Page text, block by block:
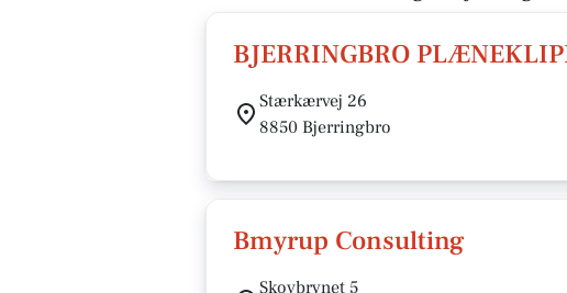
BJERRINGBRO
Stærkærvej 26
8850 Bjerringbro
Bmyrup Consulting
Skovbrynet 5